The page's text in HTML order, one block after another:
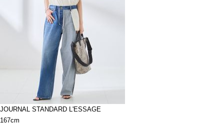
JOURNAL STANDARD L'ESSAGE
167cm